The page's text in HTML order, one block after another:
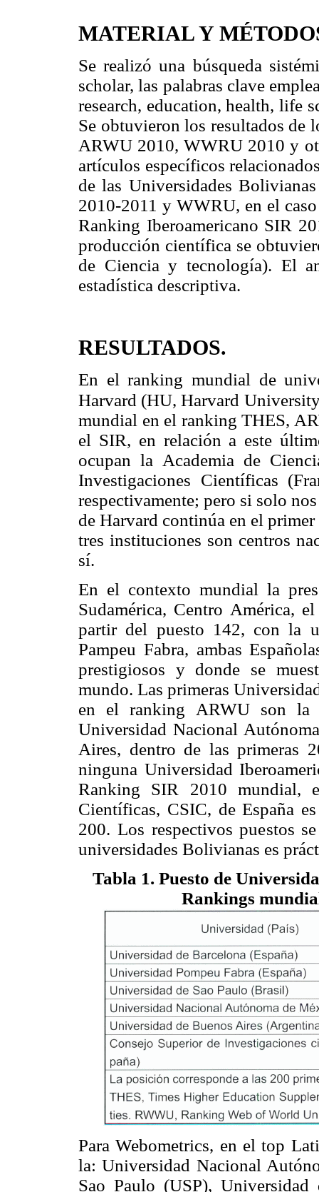
MATERIAL Y
Se realizó una búsqueda
scholar, las palabras clave
research, education, health, life
Se obtuvieron los resultados de
ARWU 2010, WWRU 2010 y
artículos específicos
de las Universidades
2010-2011 y WWRU, en el
Ranking Iberoamericano SIR
producción científica se
de Ciencia y tecnología). El
estadística descriptiva.
RESULTADOS.
En el ranking mundial de
Harvard (HU, Harvard
mundial en el ranking THES,
el SIR, en relación a este
ocupan la Academia de
Investigaciones Científicas
respectivamente; pero si solo
de Harvard continúa en el
tres instituciones son centros
sí.
En el contexto mundial la
Sudamérica, Centro América,
partir del puesto 142, con la
Pampeu Fabra, ambas
prestigiosos y donde se
mundo. Las primeras
en el ranking ARWU son la
Universidad Nacional
Aires, dentro de las primeras
ninguna Universidad
Ranking SIR 2010 mundial,
Científicas, CSIC, de España
200. Los respectivos puestos
universidades Bolivianas es
Tabla 1. Puesto de
Rankings
Para Webometrics, en el top
la: Universidad Nacional
Sao Paulo (USP),